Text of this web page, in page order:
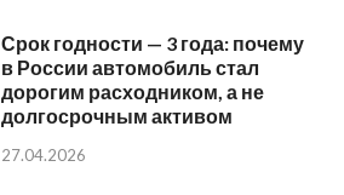
Срок годности — 3 года: почему
в России автомобиль стал
дорогим расходником, а не
долгосрочным активом
27.04.2026